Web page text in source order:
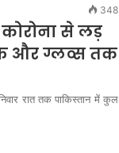
348
से लड़
और ग्लव्स तक
रात तक पाकिस्तान में कुल